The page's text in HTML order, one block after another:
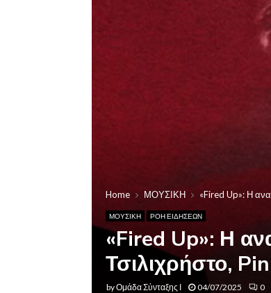
Home ΜΟΥΣΙΚΗ «Fired Up»: Η
ΜΟΥΣΙΚΗ ΡΟΗ ΕΙΔΗΣΕΩΝ
«Fired Up»: Η
Τσιλιχρήστο,
byΟμάδα Σύνταξης Ι 04/07/2025 0